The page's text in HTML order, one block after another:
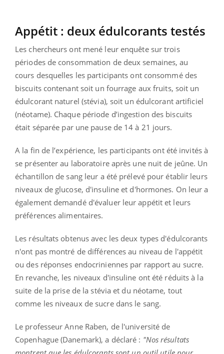
Appétit : deux édulcorants testés
Les chercheurs ont mené leur enquête sur trois
périodes de consommation de deux semaines, au
cours desquelles les participants ont consommé des
biscuits contenant soit un fourrage aux fruits, soit un
édulcorant naturel (stévia), soit un édulcorant artificiel
(néotame). Chaque période d’ingestion des biscuits
était séparée par une pause de 14 à 21 jours.
A la fin de l’expérience, les participants ont été invités à
se présenter au laboratoire après une nuit de jeûne. Un
échantillon de sang leur a été prélevé pour établir leurs
niveaux de glucose, d'insuline et d'hormones. On leur a
également demandé d'évaluer leur appétit et leurs
préférences alimentaires.
Les résultats obtenus avec les deux types d'édulcorants
n'ont pas montré de différences au niveau de l'appétit
ou des réponses endocriniennes par rapport au sucre.
En revanche, les niveaux d'insuline ont été réduits à la
suite de la prise de la stévia et du néotame, tout
comme les niveaux de sucre dans le sang.
Le professeur Anne Raben, de l'université de
Copenhague (Danemark), a déclaré : "Nos résultats